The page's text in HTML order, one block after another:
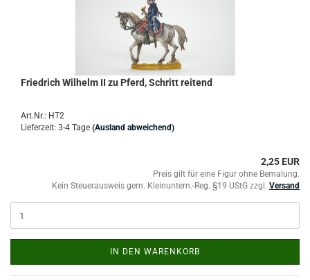
Friedrich Wilhelm II zu Pferd, Schritt reitend
Art.Nr.: HT2
Lieferzeit: 3-4 Tage (Ausland abweichend)
2,25 EUR
Preis gilt für eine Figur ohne Bemalung.
Kein Steuerausweis gem. Kleinuntern.-Reg. §19 UStG zzgl. Versand
IN DEN WARENKORB